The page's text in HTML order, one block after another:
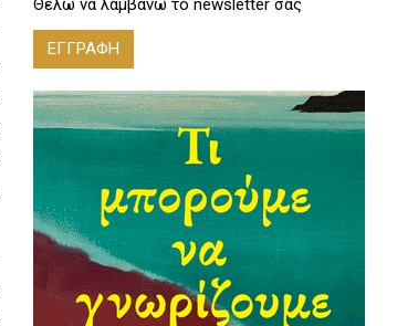
Θέλω να λαμβάνω το newsletter σας
ΕΓΓΡΑΦΗ